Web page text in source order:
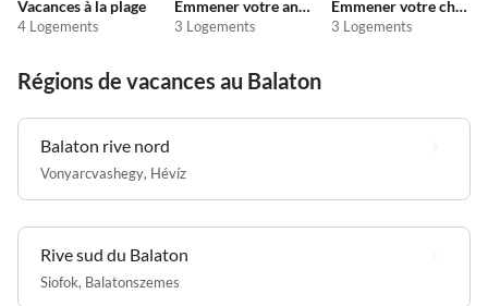
Vacances à la plage
4 Logements
Emmener votre animal en vacances
3 Logements
Emmener votre chien en vacances
3 Logements
Régions de vacances au Balaton
Balaton rive nord
Vonyarcvashegy, Hévíz
Rive sud du Balaton
Siofok, Balatonszemes